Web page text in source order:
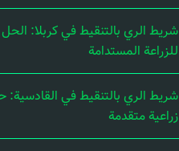
شريط الري بالتنقيط في كربلا:
للزراعة المستدامة
شريط الري بالتنقيط في القادسية:
زراعية متقدمة